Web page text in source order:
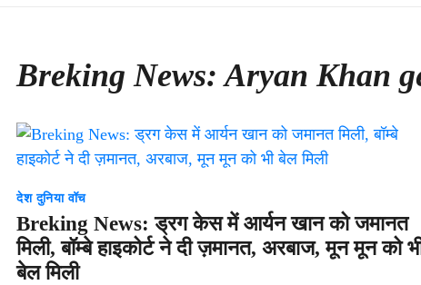
Breking News: Aryan Khan
देश दुनिया वॉच
Breking News: ड्रग केस में आर्यन खान को जमानत
मिली, बॉम्बे हाइकोर्ट ने दी ज़मानत, अरबाज, मून मून को
बेल मिली